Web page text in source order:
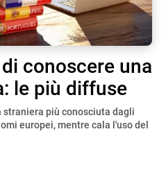
conoscere una
le più diffuse
straniera più conosciuta dagli
europei, mentre cala l'uso del